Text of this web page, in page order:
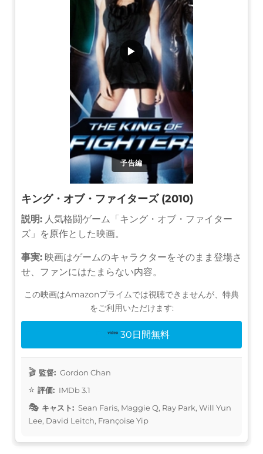
予告編
▶
キング・オブ・ファイターズ (2010)
説明: 人気格闘ゲーム「キング・オブ・ファイター
ズ」を原作とした映画。
事実: 映画はゲームのキャラクターをそのまま登場さ
せ、ファンにはたまらない内容。
この映画はAmazonプライムでは視聴できませんが、特典
をご利用いただけます:
30日間無料
監督: Gordon Chan
評価: IMDb 3.1
キャスト: Sean Faris, Maggie Q, Ray Park, Will Yun
Lee, David Leitch, Françoise Yip